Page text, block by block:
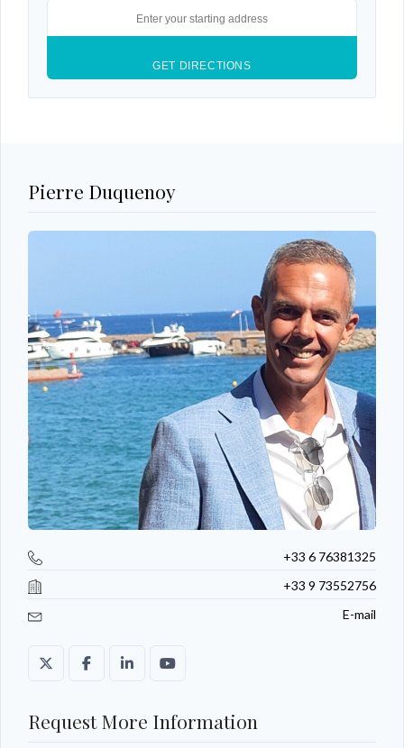
Pierre Duquenoy
+33 6 76381325
+33 9 73552756
E-mail
Request More Information